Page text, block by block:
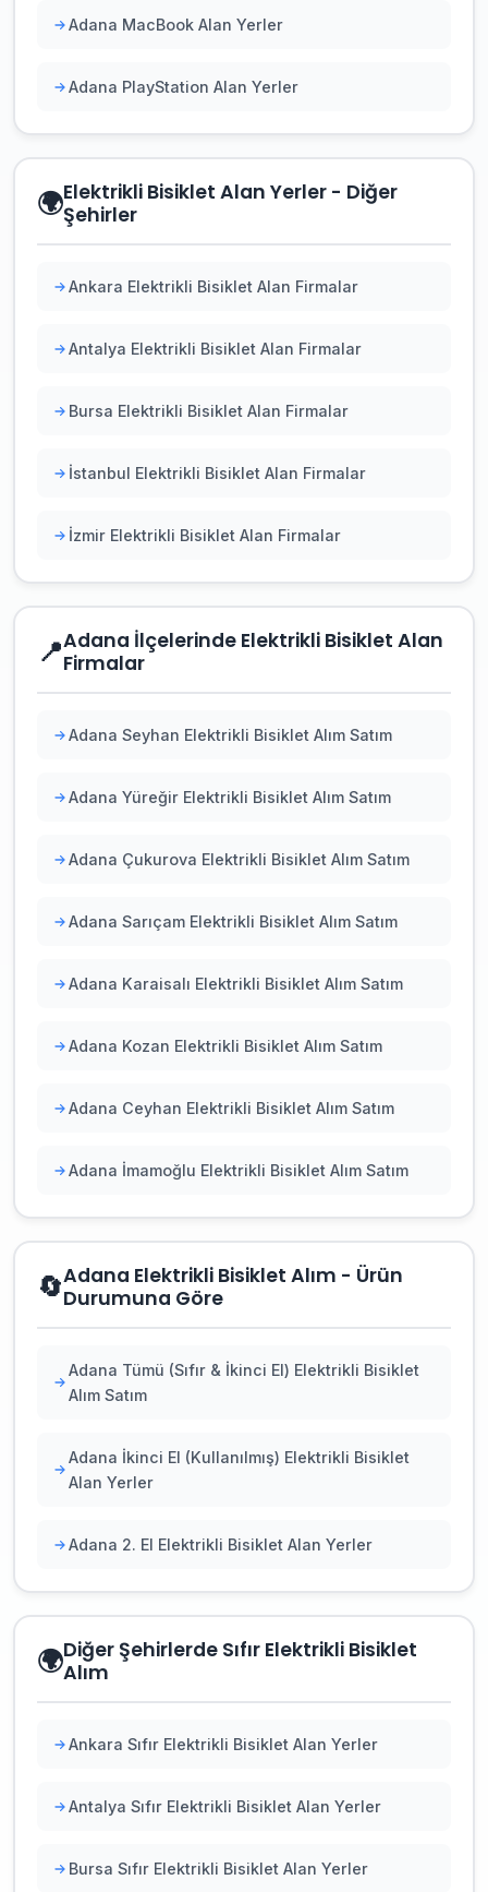
Adana MacBook Alan Yerler
Adana PlayStation Alan Yerler
🌍Elektrikli Bisiklet Alan Yerler - Diğer
Şehirler
Ankara Elektrikli Bisiklet Alan Firmalar
Antalya Elektrikli Bisiklet Alan Firmalar
Bursa Elektrikli Bisiklet Alan Firmalar
İstanbul Elektrikli Bisiklet Alan Firmalar
İzmir Elektrikli Bisiklet Alan Firmalar
📍Adana İlçelerinde Elektrikli Bisiklet Alan
Firmalar
Adana Seyhan Elektrikli Bisiklet Alım Satım
Adana Yüreğir Elektrikli Bisiklet Alım Satım
Adana Çukurova Elektrikli Bisiklet Alım Satım
Adana Sarıçam Elektrikli Bisiklet Alım Satım
Adana Karaisalı Elektrikli Bisiklet Alım Satım
Adana Kozan Elektrikli Bisiklet Alım Satım
Adana Ceyhan Elektrikli Bisiklet Alım Satım
Adana İmamoğlu Elektrikli Bisiklet Alım Satım
🔄Adana Elektrikli Bisiklet Alım - Ürün
Durumuna Göre
Adana Tümü (Sıfır & İkinci El) Elektrikli Bisiklet
Alım Satım
Adana İkinci El (Kullanılmış) Elektrikli Bisiklet
Alan Yerler
Adana 2. El Elektrikli Bisiklet Alan Yerler
🌍Diğer Şehirlerde Sıfır Elektrikli Bisiklet
Alım
Ankara Sıfır Elektrikli Bisiklet Alan Yerler
Antalya Sıfır Elektrikli Bisiklet Alan Yerler
Bursa Sıfır Elektrikli Bisiklet Alan Yerler